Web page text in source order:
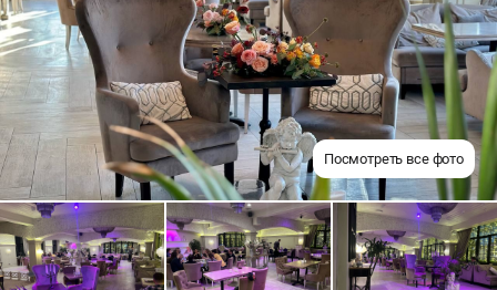
Посмотреть все фото